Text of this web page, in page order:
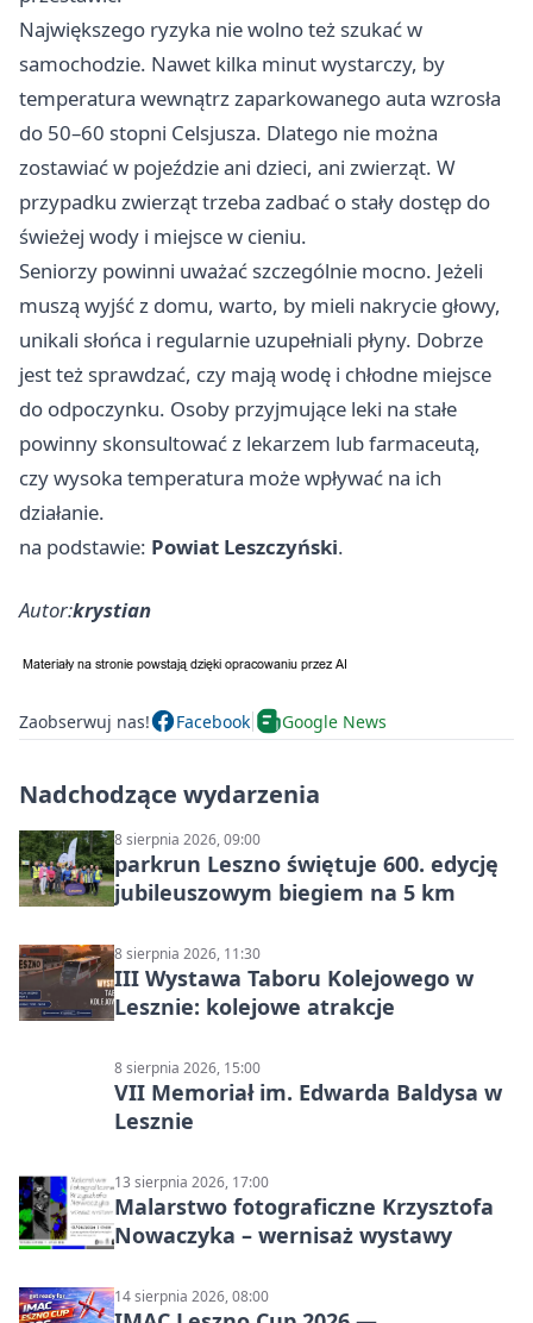
Największego ryzyka nie wolno też szukać w
samochodzie. Nawet kilka minut wystarczy, by
temperatura wewnątrz zaparkowanego auta wzrosła
do 50–60 stopni Celsjusza. Dlatego nie można
zostawiać w pojeździe ani dzieci, ani zwierząt. W
przypadku zwierząt trzeba zadbać o stały dostęp do
świeżej wody i miejsce w cieniu.
Seniorzy powinni uważać szczególnie mocno. Jeżeli
muszą wyjść z domu, warto, by mieli nakrycie głowy,
unikali słońca i regularnie uzupełniali płyny. Dobrze
jest też sprawdzać, czy mają wodę i chłodne miejsce
do odpoczynku. Osoby przyjmujące leki na stałe
powinny skonsultować z lekarzem lub farmaceutą,
czy wysoka temperatura może wpływać na ich
działanie.
na podstawie: Powiat Leszczyński.
Autor:krystian
Zaobserwuj nas! Facebook Google News
Nadchodzące wydarzenia
8 sierpnia 2026, 09:00
parkrun Leszno świętuje 600. edycję
jubileuszowym biegiem na 5 km
8 sierpnia 2026, 11:30
III Wystawa Taboru Kolejowego w
Lesznie: kolejowe atrakcje
8 sierpnia 2026, 15:00
VII Memoriał im. Edwarda Baldysa w
Lesznie
13 sierpnia 2026, 17:00
Malarstwo fotograficzne Krzysztofa
Nowaczyka – wernisaż wystawy
14 sierpnia 2026, 08:00